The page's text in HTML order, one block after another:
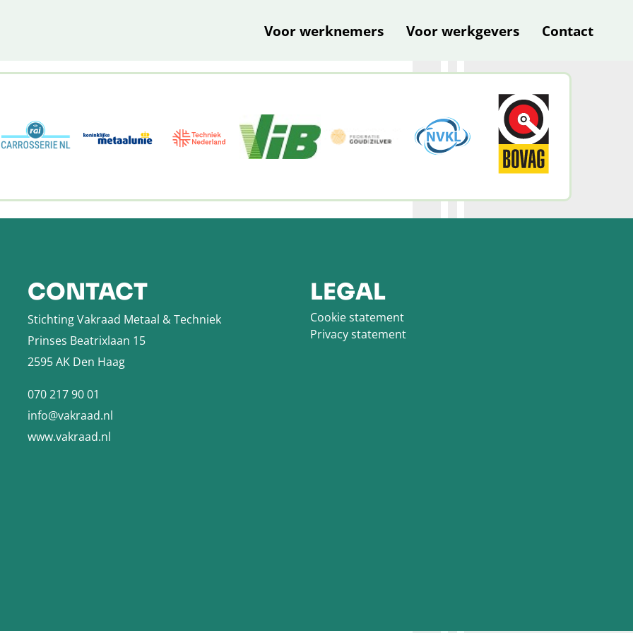
Voor werknemers Voor werkgevers Contact
CONTACT
Stichting Vakraad Metaal & Techniek
Prinses Beatrixlaan 15
2595 AK Den Haag
070 217 90 01
info@vakraad.nl
www.vakraad.nl
LEGAL
Cookie statement
Privacy statement